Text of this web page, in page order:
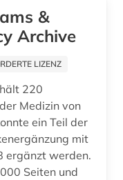
&
Archive
LIZENZ
220
Medizin von
ein Teil der
mit
ergänzt werden.
Seiten und